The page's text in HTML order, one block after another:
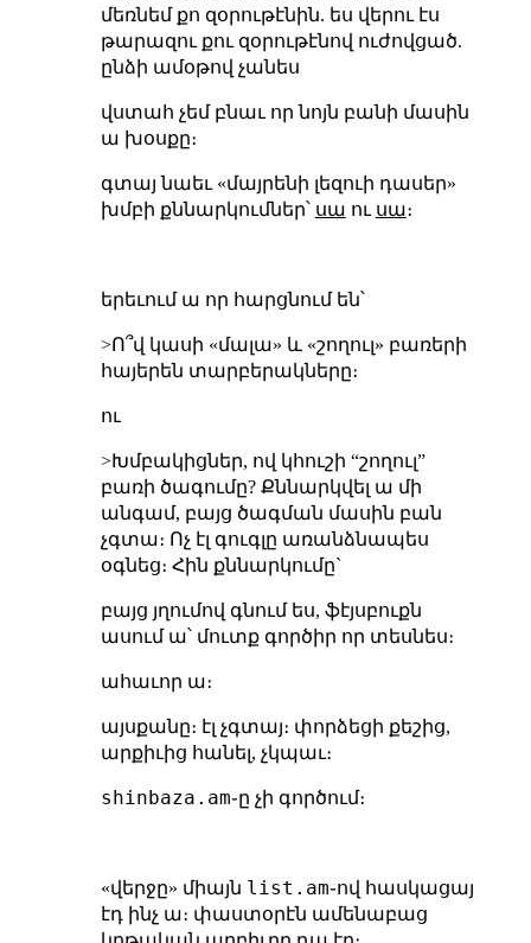
մեռնեմ քո զօրութէնին. ես վերու էս
թարազու քու զօրութէնով ուժովցած.
ընձի ամօթով չանես
վստահ չեմ բնաւ որ նոյն բանի մասին
ա խօսքը։
գտայ նաեւ «մայրենի լեզուի դասեր»
խմբի քննարկումներ՝ սա ու սա։
երեւում ա որ հարցնում են՝
>Ո՞վ կասի «մալա» և «շողուլ» բառերի
հայերեն տարբերակները։
ու
>Խմբակիցներ, ով կհուշի “շողուլ”
բառի ծագումը? Քննարկվել ա մի
անգամ, բայց ծագման մասին բան
չգտա։ Ոչ էլ գուգլը առանձնապես
օգնեց։ Հին քննարկումը`
բայց յղումով գնում ես, ֆէյսբուքն
ասում ա՝ մուտք գործիր որ տեսնես։
ահաւոր ա։
այսքանը։ էլ չգտայ։ փորձեցի քեշից,
արքիւից հանել, չկպաւ։
shinbaza.am֊ը չի գործում։
«վերջը» միայն list.am֊ով հասկացայ
էդ ինչ ա։ փաստօրէն ամենաբաց